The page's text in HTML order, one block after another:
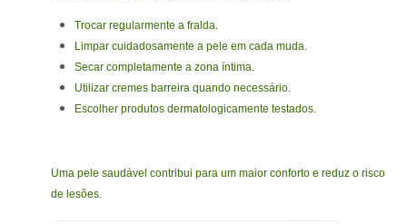
Trocar regularmente a fralda.
Limpar cuidadosamente a pele em cada muda.
Secar completamente a zona íntima.
Utilizar cremes barreira quando necessário.
Escolher produtos dermatologicamente testados.
Uma pele saudável contribui para um maior conforto e reduz o risco
de lesões.